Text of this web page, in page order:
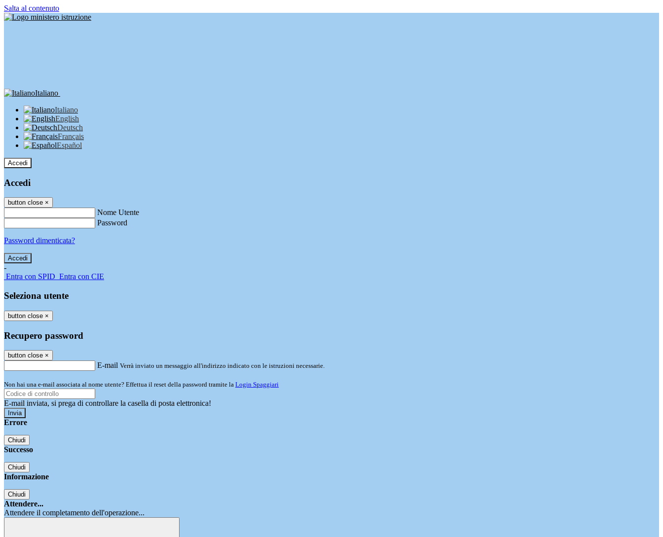
Salta al contenuto
Italiano
Italiano
English
Deutsch
Français
Español
Accedi
Accedi
button close ×
Nome Utente
Password
Password dimenticata?
-
Entra con SPID Entra con CIE
Seleziona utente
button close ×
Recupero password
button close ×
E-mail Verrà inviato un messaggio all'indirizzo indicato con le istruzioni necessarie.
Non hai una e-mail associata al nome utente? Effettua il reset della password tramite la Login Spaggiari
E-mail inviata, si prega di controllare la casella di posta elettronica!
Errore
Chiudi
Successo
Chiudi
Informazione
Chiudi
Attendere...
Attendere il completamento dell'operazione...